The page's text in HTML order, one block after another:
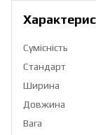
Сумісність
Стандарт
Ширина
Довжина
Вага